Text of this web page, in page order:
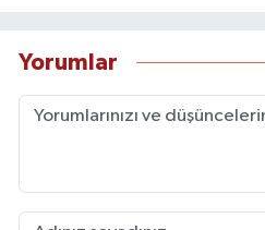
Yorumlar